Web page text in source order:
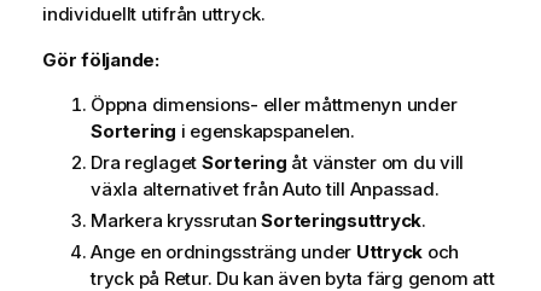
individuellt utifrån uttryck.
Gör följande:
Öppna dimensions- eller måttmenyn under
Sortering i egenskapspanelen.
Dra reglaget Sortering åt vänster om du vill
växla alternativet från Auto till Anpassad.
Markera kryssrutanSorteringsuttryck.
Ange en ordningssträng under Uttryck och
tryck på Retur. Du kan även byta färg genom att